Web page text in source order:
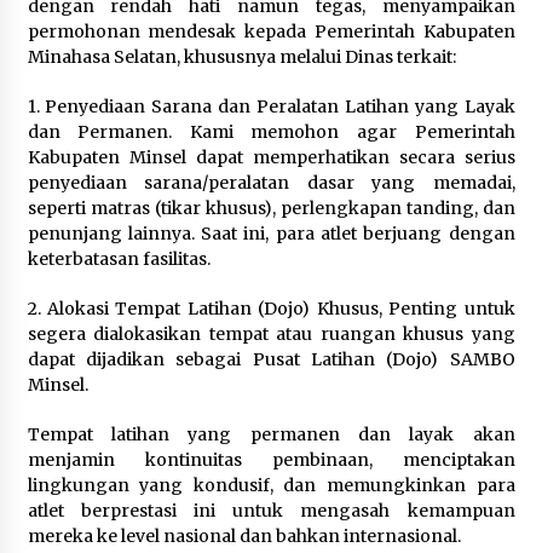
dengan rendah hati namun tegas, menyampaikan
permohonan mendesak kepada Pemerintah Kabupaten
Minahasa Selatan, khususnya melalui Dinas terkait:‎‎
1. Penyediaan Sarana dan Peralatan Latihan yang Layak
dan Permanen‎‎. Kami memohon agar Pemerintah
Kabupaten Minsel dapat memperhatikan secara serius
penyediaan sarana/peralatan dasar yang memadai,
seperti matras (tikar khusus), perlengkapan tanding, dan
penunjang lainnya. Saat ini, para atlet berjuang dengan
keterbatasan fasilitas.‎‎
2. Alokasi Tempat Latihan (Dojo) Khusus‎‎, Penting untuk
segera dialokasikan tempat atau ruangan khusus yang
dapat dijadikan sebagai Pusat Latihan (Dojo) SAMBO
Minsel.
Tempat latihan yang permanen dan layak akan
menjamin kontinuitas pembinaan, menciptakan
lingkungan yang kondusif, dan memungkinkan para
atlet berprestasi ini untuk mengasah kemampuan
mereka ke level nasional dan bahkan internasional.‎‎‎